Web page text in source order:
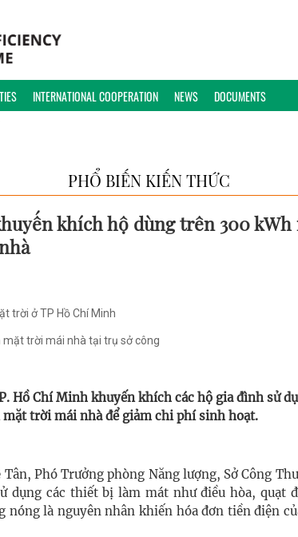
INTERNATIONAL COOPERATION NEWS DOCUMENTS
PHỔ BIẾN KIẾN THỨC
khích hộ dùng trên 300
trời ở TP Hồ Chí Minh
mặt trời mái nhà tại trụ sở công
Hồ Chí Minh khuyến khích các hộ gia đình sử
mặt trời mái nhà để giảm chi phí sinh hoạt.
Tân, Phó Trưởng phòng Năng lượng, Sở Công
dụng các thiết bị làm mát như điều hòa, quạt
nóng là nguyên nhân khiến hóa đơn tiền điện